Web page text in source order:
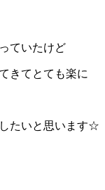
ていたけど
きてとても楽に
たいと思います☆